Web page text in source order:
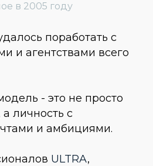
в 2005 году
поработать с
и агентствами всего
- это не просто
личность с
и амбициями.
ULTRA,